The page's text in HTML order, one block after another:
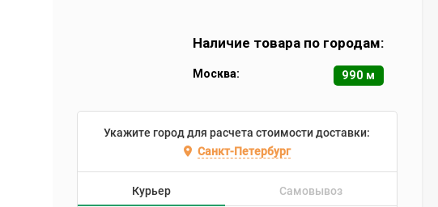
Наличие товара по городам:
Москва: 990 м
Укажите город для расчета стоимости доставки:
Санкт-Петербург
Курьер Самовывоз